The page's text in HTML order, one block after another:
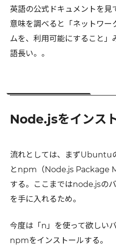
英語の公式ドキュメントを見
意味を調べると「ネットワー
ムを、利用可能にすること」
語長い。。
Node.jsをインス
流れとしては、まずUbuntu
とnpm（Node.js Package
する。ここまではnode.jsの
を手に入れるため。
今度は「n」を使って欲しい
npmをインストールする。